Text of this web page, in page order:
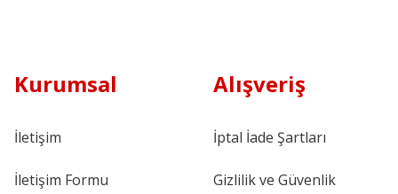
Kurumsal
İletişim
İletişim Formu
Alışveriş
İptal İade Şartları
Gizlilik ve Güvenlik